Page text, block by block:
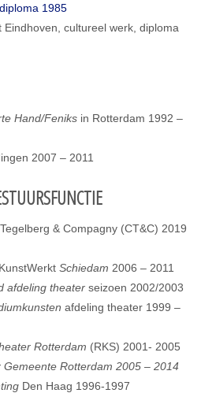
1985
Eindhoven, cultureel werk, diploma
Hand/Feniks in Rotterdam 1992 –
2007 – 2011
& Compagny (CT&C) 2019
Schiedam 2006 – 2011
afdeling theater seizoen 2002/2003
afdeling theater 1999 –
Rotterdam (RKS) 2001- 2005
Gemeente Rotterdam 2005 – 2014
Den Haag 1996-1997